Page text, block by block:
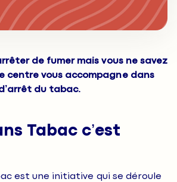
de fumer mais vous ne savez
centre vous accompagne dans
du tabac.
Tabac c’est
est une initiative qui se déroule